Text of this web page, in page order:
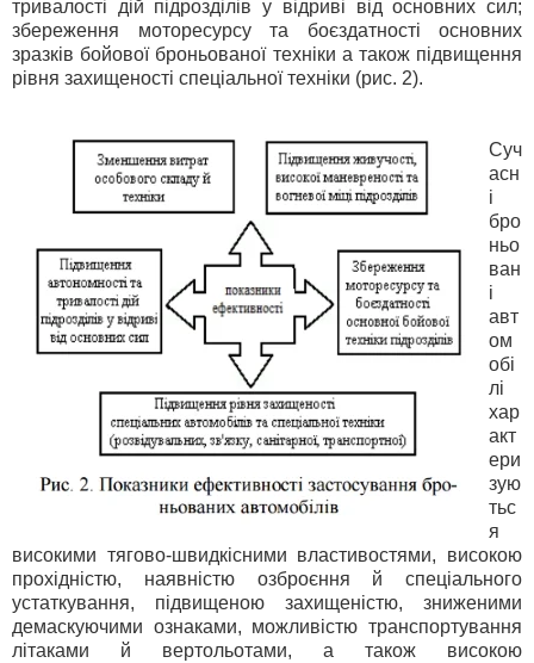
тривалості дій підрозділів у відриві від основних сил;
збереження моторесурсу та боєздатності основних
зразків бойової броньованої техніки а також підвищення
рівня захищеності спеціальної техніки (рис. 2).
Суч
асн
і
бро
ньо
ван
і
авт
ом
обі
лі
хар
акт
ери
зую
тьс
я
високими тягово-швидкісними властивостями, високою
прохідністю, наявністю озброєння й спеціального
устаткування, підвищеною захищеністю, зниженими
демаскуючими ознаками, можливістю транспортування
літаками й вертольотами, а також високою